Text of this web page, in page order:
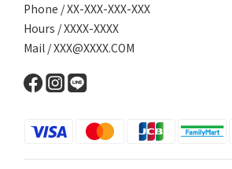
Phone / XX-XXX-XXX-XXX
Hours / XXXX-XXXX
Mail / XXX@XXXX.COM